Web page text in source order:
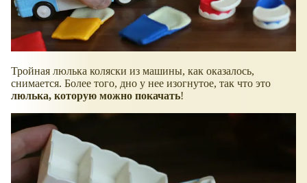
Тройная люлька коляски из машины, как оказалось,
снимается. Более того, дно у нее изогнутое, так что это
люлька, которую можно покачать!